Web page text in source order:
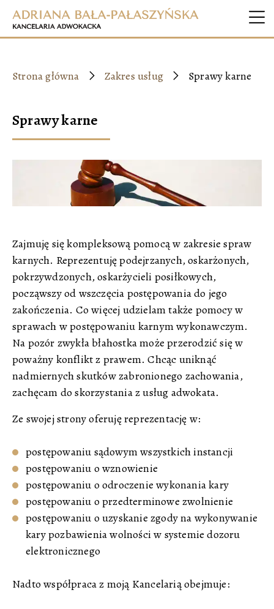
Strona główna Zakres usług Sprawy karne
Sprawy karne
Zajmuję się kompleksową pomocą w zakresie spraw
karnych. Reprezentuję podejrzanych, oskarżonych,
pokrzywdzonych, oskarżycieli posiłkowych,
począwszy od wszczęcia postępowania do jego
zakończenia. Co więcej udzielam także pomocy w
sprawach w postępowaniu karnym wykonawczym.
Na pozór zwykła błahostka może przerodzić się w
poważny konflikt z prawem. Chcąc uniknąć
nadmiernych skutków zabronionego zachowania,
zachęcam do skorzystania z usług adwokata.
Ze swojej strony oferuję reprezentację w:
postępowaniu sądowym wszystkich instancji
postępowaniu o wznowienie
postępowaniu o odroczenie wykonania kary
postępowaniu o przedterminowe zwolnienie
postępowaniu o uzyskanie zgody na wykonywanie
kary pozbawienia wolności w systemie dozoru
elektronicznego
Nadto współpraca z moją Kancelarią obejmuje: